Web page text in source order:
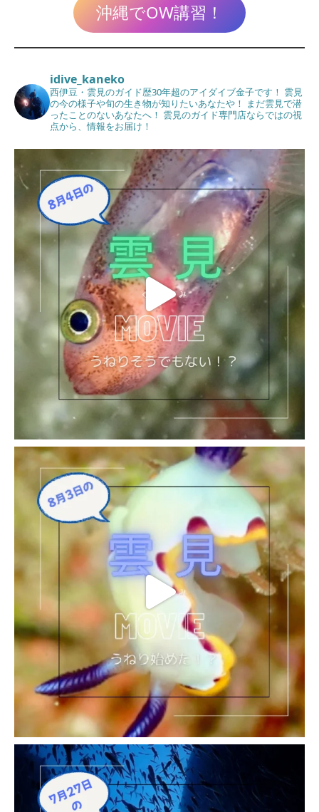
沖縄でOW講習！
idive_kaneko
西伊豆・雲見のガイド歴30年超のアイダイブ金子です！ 雲見
の今の様子や旬の生き物が知りたいあなたや！ まだ雲見で潜
ったことのないあなたへ！ 雲見のガイド専門店ならではの視
点から、情報をお届け！